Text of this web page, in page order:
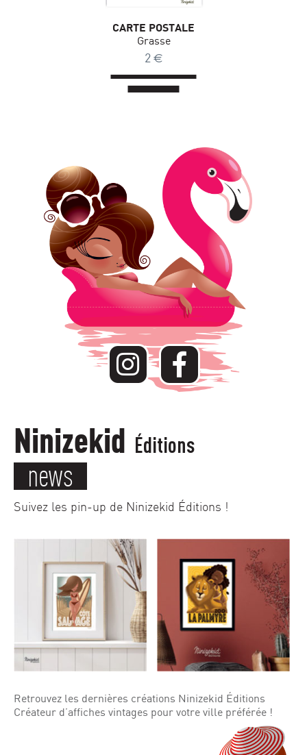
CARTE POSTALE
Grasse
2 €
Ninizekid Éditions
news
Suivez les pin-up de Ninizekid Éditions !
Retrouvez les dernières créations Ninizekid Éditions
Créateur d’affiches vintages pour votre ville préférée !